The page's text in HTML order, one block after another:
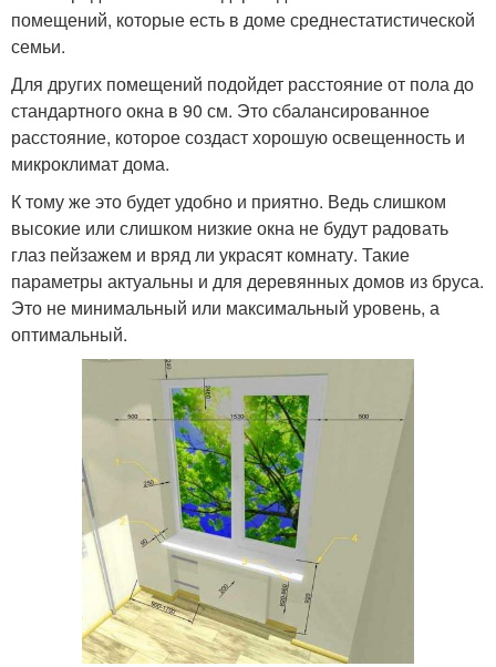
помещений, которые есть в доме среднестатистической
семьи.
Для других помещений подойдет расстояние от пола до
стандартного окна в 90 см. Это сбалансированное
расстояние, которое создаст хорошую освещенность и
микроклимат дома.
К тому же это будет удобно и приятно. Ведь слишком
высокие или слишком низкие окна не будут радовать
глаз пейзажем и вряд ли украсят комнату. Такие
параметры актуальны и для деревянных домов из бруса.
Это не минимальный или максимальный уровень, а
оптимальный.